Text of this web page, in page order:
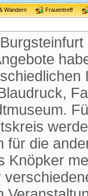
Wandern Frauentreff
für die
Knöpker